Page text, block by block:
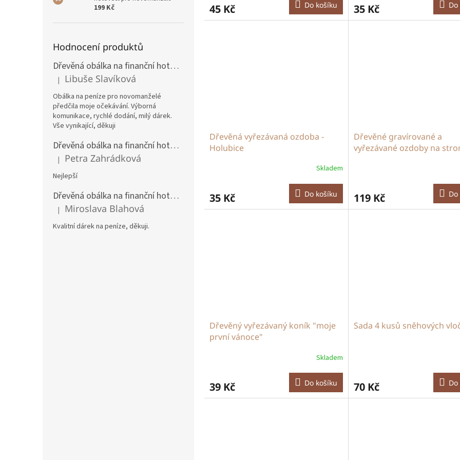
199 Kč
Hodnocení produktů
Dřevěná obálka na finanční hotovost pro novomanžele
Hodnocení produktu je 5 z 5 hvězdiček.
| Libuše Slavíková
Obálka na peníze pro novomanželé
předčila moje očekávání. Výborná
komunikace, rychlé dodání, milý dárek.
Vše vynikající, děkuji
Dřevěná obálka na finanční hotovost pro novomanžele
Hodnocení produktu je 5 z 5 hvězdiček.
| Petra Zahrádková
Nejlepší
Dřevěná obálka na finanční hotovost k narozeninám
Hodnocení produktu je 5 z 5 hvězdiček.
| Miroslava Blahová
Kvalitní dárek na peníze, děkuji.
45 Kč Do košíku 35 Kč
Dřevěná vyřezávaná ozdoba -
Holubice
Skladem
35 Kč Do košíku
Dřevěné gravírované a
vyřezávané ozdoby na
119 Kč
Dřevěný vyřezávaný koník "moje
první vánoce"
Skladem
39 Kč Do košíku
Sada 4 kusů sněhových
70 Kč